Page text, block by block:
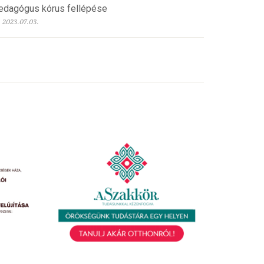
kórus fellépése
2023.07.03.